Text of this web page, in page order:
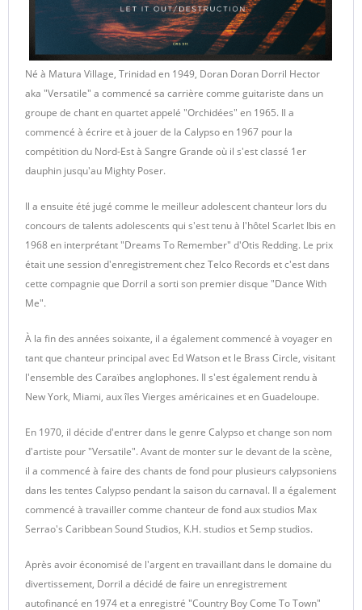
Né à Matura Village, Trinidad en 1949, Doran Doran Dorril Hector
aka "Versatile" a commencé sa carrière comme guitariste dans un
groupe de chant en quartet appelé "Orchidées" en 1965. Il a
commencé à écrire et à jouer de la Calypso en 1967 pour la
compétition du Nord-Est à Sangre Grande où il s'est classé 1er
dauphin jusqu'au Mighty Poser.
Il a ensuite été jugé comme le meilleur adolescent chanteur lors du
concours de talents adolescents qui s'est tenu à l'hôtel Scarlet Ibis en
1968 en interprétant "Dreams To Remember" d'Otis Redding. Le prix
était une session d'enregistrement chez Telco Records et c'est dans
cette compagnie que Dorril a sorti son premier disque "Dance With
Me".
À la fin des années soixante, il a également commencé à voyager en
tant que chanteur principal avec Ed Watson et le Brass Circle, visitant
l'ensemble des Caraïbes anglophones. Il s'est également rendu à
New York, Miami, aux îles Vierges américaines et en Guadeloupe.
En 1970, il décide d'entrer dans le genre Calypso et change son nom
d'artiste pour "Versatile". Avant de monter sur le devant de la scène,
il a commencé à faire des chants de fond pour plusieurs calypsoniens
dans les tentes Calypso pendant la saison du carnaval. Il a également
commencé à travailler comme chanteur de fond aux studios Max
Serrao's Caribbean Sound Studios, K.H. studios et Semp studios.
Après avoir économisé de l'argent en travaillant dans le domaine du
divertissement, Dorril a décidé de faire un enregistrement
autofinancé en 1974 et a enregistré "Country Boy Come To Town"